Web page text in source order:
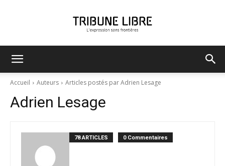
Accueil Auteurs Articles postés par Adrien Lesage
Adrien Lesage
78 ARTICLES 0 Commentaires